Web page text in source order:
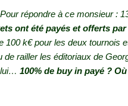
Pour répondre à ce monsieur :
ont été payés et offerts par
100 k€ pour les deux tournois
de railler les éditoriaux de
lui… 100% de buy in payé ?